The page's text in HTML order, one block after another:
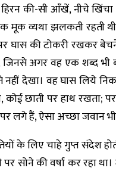
की-सी आँखें, नीचे
मूक व्यथा झलकती रहती
घास की टोकरी रखकर
अगर वह एक शब्द भी
देखा। वह घास लिये
छाती पर हाथ रखता;
लगे हैं, ऐसा अच्छा जवान
के लिए चाहे गुप्त संदेश
सोने की वर्षा कर रहा